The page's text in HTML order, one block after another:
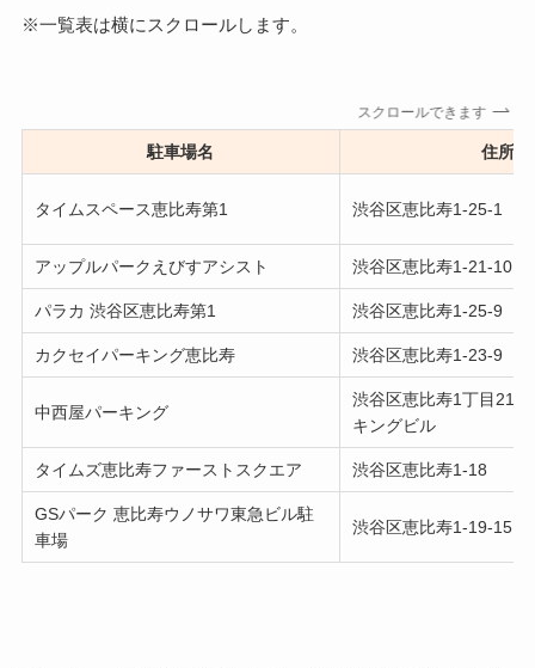
※一覧表は横にスクロールします。
スクロールできます
駐車場名 住所
タイムスペース恵比寿第1 渋谷区恵比寿1-25-1
アップルパークえびすアシスト 渋谷区恵比寿1-21-10
パラカ 渋谷区恵比寿第1 渋谷区恵比寿1-25-9
カクセイパーキング恵比寿 渋谷区恵比寿1-23-9
中西屋パーキング
渋谷区恵比寿1丁目21-
キングビル
タイムズ恵比寿ファーストスクエア 渋谷区恵比寿1-18
GSパーク 恵比寿ウノサワ東急ビル駐
車場
渋谷区恵比寿1-19-15